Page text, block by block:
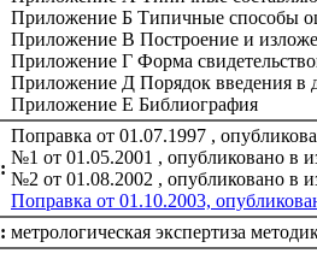
Приложение Б Типичные способы
Приложение В Построение и
Приложение Г Форма
Приложение Д Порядок введения в
Приложение Е Библиография
Поправка от 01.07.1997 ,
№1 от 01.05.2001 , опубликовано в
№2 от 01.08.2002 , опубликовано в
Поправка от 01.10.2003,
метрологическая экспертиза